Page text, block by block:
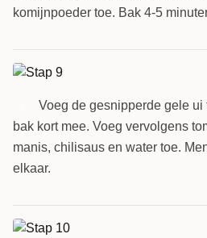
komijnpoeder toe. Bak 4-5
Voeg de gesnipperde gele ui
bak kort mee. Voeg vervolgens
manis, chilisaus en water toe.
elkaar.